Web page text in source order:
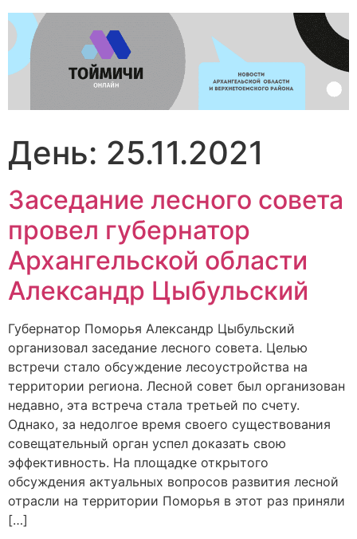
Перейти
содержимому
День: 25.11.2021
Заседание лесного совета
провел губернатор
Архангельской области
Александр Цыбульский
Губернатор Поморья Александр Цыбульский
организовал заседание лесного совета. Целью
встречи стало обсуждение лесоустройства на
территории региона. Лесной совет был организован
недавно, эта встреча стала третьей по счету.
Однако, за недолгое время своего существования
совещательный орган успел доказать свою
эффективность. На площадке открытого
обсуждения актуальных вопросов развития лесной
отрасли на территории Поморья в этот раз приняли
[…]